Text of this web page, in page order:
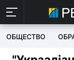
ОБЩЕСТВО